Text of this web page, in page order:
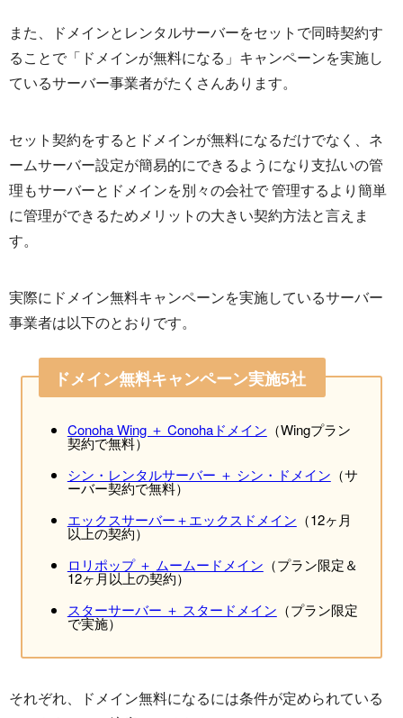
また、ドメインとレンタルサーバーをセットで同時契約す
ることで「ドメインが無料になる」キャンペーンを実施し
ているサーバー事業者がたくさんあります。
セット契約をするとドメインが無料になるだけでなく、ネ
ームサーバー設定が簡易的にできるようになり支払いの管
理もサーバーとドメインを別々の会社で 管理するより簡単
に管理ができるためメリットの大きい契約方法と言えま
す。
実際にドメイン無料キャンペーンを実施しているサーバー
事業者は以下のとおりです。
ドメイン無料キャンペーン実施5社
Conoha Wing ＋ Conohaドメイン （Wingプラン
契約で無料）
シン・レンタルサーバー ＋ シン・ドメイン （サ
ーバー契約で無料）
エックスサーバー＋エックスドメイン （12ヶ月
以上の契約）
ロリポップ ＋ ムームードメイン （プラン限定＆
12ヶ月以上の契約）
スターサーバー ＋ スタードメイン （プラン限定
で実施）
それぞれ、ドメイン無料になるには条件が定められている